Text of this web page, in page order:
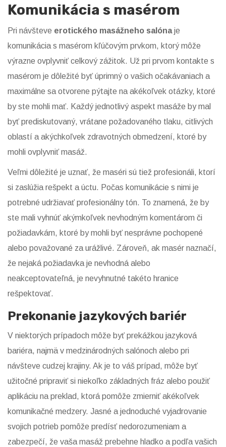
Komunikácia s masérom
Pri návšteve erotického masážneho salónaje
komunikácia s masérom kľúčovým prvkom, ktorý môže
výrazne ovplyvniť celkový zážitok. Už pri prvom kontakte s
masérom je dôležité byť úprimný o vašich očakávaniach a
maximálne sa otvorene pýtajte na akékoľvek otázky, ktoré
by ste mohli mať. Každý jednotlivý aspekt masáže by mal
byť prediskutovaný, vrátane požadovaného tlaku, citlivých
oblastí a akýchkoľvek zdravotných obmedzení, ktoré by
mohli ovplyvniť masáž.
Veľmi dôležité je uznať, že maséri sú tiež profesionáli, ktorí
si zaslúžia rešpekt a úctu. Počas komunikácie s nimi je
potrebné udržiavať profesionálny tón. To znamená, že by
ste mali vyhnúť akýmkoľvek nevhodným komentárom či
požiadavkám, ktoré by mohli byť nesprávne pochopené
alebo považované za urážlivé. Zároveň, ak masér naznačí,
že nejaká požiadavka je nevhodná alebo
neakceptovateľná, je nevyhnutné takéto hranice
rešpektovať.
Prekonanie jazykových bariér
V niektorých prípadoch môže byť prekážkou jazyková
bariéra, najmä v medzinárodných salónoch alebo pri
návšteve cudzej krajiny. Ak je to váš prípad, môže byť
užitočné pripraviť si niekoľko základných fráz alebo použiť
aplikáciu na preklad, ktorá pomôže zmierniť akékoľvek
komunikačné medzery. Jasné a jednoduché vyjadrovanie
svojich potrieb pomôže predísť nedorozumeniam a
zabezpečí, že vaša masáž prebehne hladko a podľa vašich